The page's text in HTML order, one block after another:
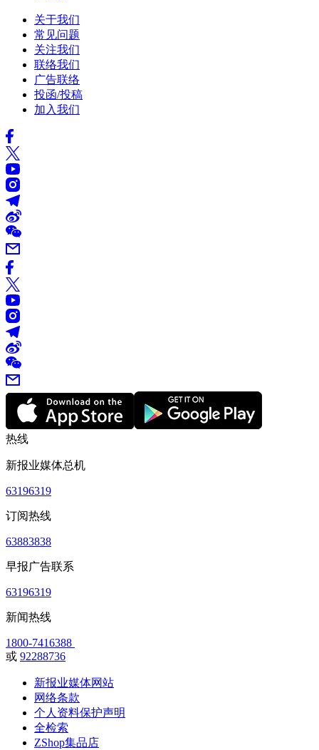
关于我们
常见问题
关注我们
联络我们
广告联络
投函/投稿
加入我们
热线
新报业媒体总机
63196319
订阅热线
63883838
早报广告联系
63196319
新闻热线
1800-7416388
或 92288736
新报业媒体网站
网络条款
个人资料保护声明
全检索
ZShop集品店